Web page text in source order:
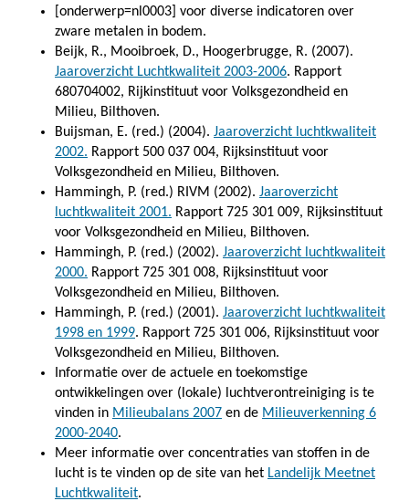
[onderwerp=nl0003] voor diverse indicatoren over
zware metalen in bodem.
Beijk, R., Mooibroek, D., Hoogerbrugge, R. (2007).
Jaaroverzicht Luchtkwaliteit 2003-2006. Rapport
680704002, Rijkinstituut voor Volksgezondheid en
Milieu, Bilthoven.
Buijsman, E. (red.) (2004). Jaaroverzicht luchtkwaliteit
2002. Rapport 500 037 004, Rijksinstituut voor
Volksgezondheid en Milieu, Bilthoven.
Hammingh, P. (red.) RIVM (2002). Jaaroverzicht
luchtkwaliteit 2001. Rapport 725 301 009, Rijksinstituut
voor Volksgezondheid en Milieu, Bilthoven.
Hammingh, P. (red.) (2002). Jaaroverzicht luchtkwaliteit
2000. Rapport 725 301 008, Rijksinstituut voor
Volksgezondheid en Milieu, Bilthoven.
Hammingh, P. (red.) (2001). Jaaroverzicht luchtkwaliteit
1998 en 1999. Rapport 725 301 006, Rijksinstituut voor
Volksgezondheid en Milieu, Bilthoven.
Informatie over de actuele en toekomstige
ontwikkelingen over (lokale) luchtverontreiniging is te
vinden in Milieubalans 2007 en de Milieuverkenning 6
2000-2040.
Meer informatie over concentraties van stoffen in de
lucht is te vinden op de site van het Landelijk Meetnet
Luchtkwaliteit.